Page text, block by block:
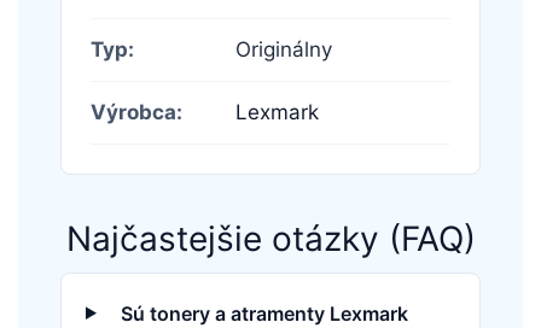
Typ: Originálny
Výrobca: Lexmark
Najčastejšie otázky (FAQ)
Sú tonery a atramenty Lexmark